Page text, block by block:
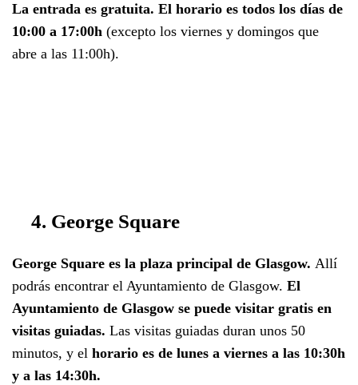
La entrada es gratuita. El horario es todos los días de
10:00 a 17:00h (excepto los viernes y domingos que
abre a las 11:00h).
4. George Square
George Square es la plaza principal de Glasgow. Allí
podrás encontrar el Ayuntamiento de Glasgow. El
Ayuntamiento de Glasgow se puede visitar gratis en
visitas guiadas. Las visitas guiadas duran unos 50
minutos, y el horario es de lunes a viernes a las 10:30h
y a las 14:30h.